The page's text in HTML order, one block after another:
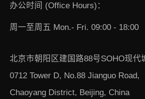
办公时间 (Office Hours)：
周一至周五 Mon.- Fri. 09:00 - 18:00
北京市朝阳区建国路88号SOHO现代
0712 Tower D, No.88 Jianguo Road,
Chaoyang District, Beijing, China